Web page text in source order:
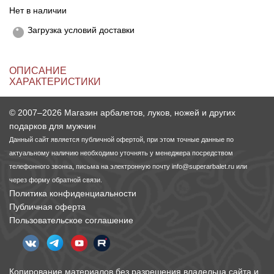
Нет в наличии
Загрузка условий доставки
ОПИСАНИЕ
ХАРАКТЕРИСТИКИ
© 2007–2026 Магазин арбалетов, луков, ножей и других
подарков для мужчин
Данный сайт является публичной офертой, при этом точные данные по
актуальному наличию необходимо уточнять у менеджера посредством
телефонного звонка, письма на электронную почту info@superarbalet.ru или
через форму обратной связи.
Политика конфиденциальности
Публичная оферта
Пользовательское соглашение
Копирование материалов без разрешения владельца сайта и
Линейки для настройки лука
Киссеры для лука
Охотничьи ножи